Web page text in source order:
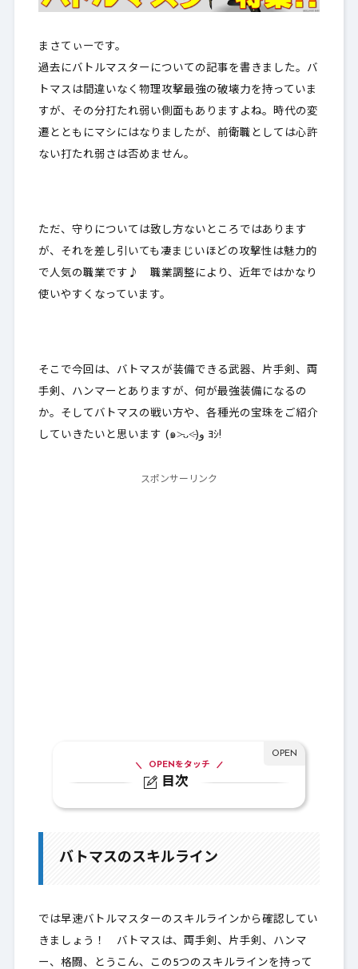
まさてぃーです。
過去にバトルマスター についての記事を書きました。バ
トマスは間違いなく物理攻撃最強の破壊力を持っていま
すが、その分打たれ弱い側面もありますよね。時代の変
遷とともにマシにはなりましたが、前衛職としては心許
ない打たれ弱さは否めません。
ただ、守りについては致し方ないところではあります
が、それを差し引いても凄まじいほどの攻撃性は魅力的
で人気の職業です♪ 職業調整により、近年ではかなり
使いやすくなっています。
そこで今回は、バトマスが装備できる武器、片手剣、両
手剣、ハンマーとありますが、何が最強装備になるの
か。そしてバトマスの戦い方や、各種光の宝珠をご紹介
していきたいと思います (๑˃̵ᴗ˂̵)و ﾖｼ!
スポンサーリンク
目次
OPENをタッチ
1-2.
1-5. バトルマスターの必殺技
バトマスのスキルライン
では早速バトルマスターのスキルラインから確認してい
きましょう！ バトマスは、 両手剣 、 片手剣 、 ハンマ
ー 、 格闘 、 とうこん、この5つのスキルラインを持って